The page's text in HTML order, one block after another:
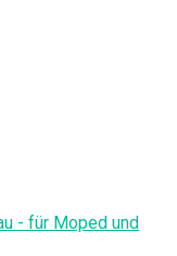
- für Moped und